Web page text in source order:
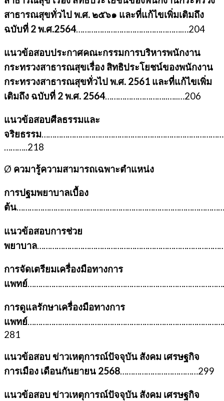
สาธารณสุขทั่วไป พ.ศ. ๒๕๖๑ และที่แก้ไขเพิ่มเติมถึง
ฉบับที่ 2 พ.ศ.2564………………………………………….…204
แนวข้อสอบประกาศคณะกรรมการบริหารพนักงาน
กระทรวงสาธารณสุขเรื่อง สิทธิประโยชน์ของพนักงาน
กระทรวงสาธารณสุขทั่วไป พ.ศ. 2561 และที่แก้ไขเพิ่ม
เติมถึง ฉบับที่ 2 พ.ศ. 2564………………………..…..…206
แนวข้อสอบศีลธรรมและ
จริยธรรม
………..218
Ø ควมารู้ความสามารถเฉพาะตำแหน่ง
การปฐมพยาบาลเบื้อง
ต้น
แนวข้อสอบการช่วย
พยาบาล
การจัดเตรียมเครื่องมือทางการ
แพทย์
การดูแลรักษาเครื่องมือทางการ
แพทย์
281
แนวข้อสอบ ข่าวเหตุการณ์ปัจจุบัน สังคม เศรษฐกิจ
การเมือง เดือนกันยายน 2568………………………………299
แนวข้อสอบ ข่าวเหตุการณ์ปัจจุบัน สังคม เศรษฐกิจ